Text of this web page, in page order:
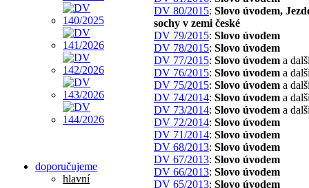
doporučujeme
hlavní
DV 80/2015: Slovo úvodem,
sochy v zemi české
DV 79/2015: Slovo úvodem
DV 78/2015: Slovo úvodem
DV 77/2015: Slovo úvodem a
DV 76/2015: Slovo úvodem a
DV 75/2015: Slovo úvodem a
DV 74/2014: Slovo úvodem a
DV 73/2014: Slovo úvodem a
DV 72/2014: Slovo úvodem
DV 71/2014: Slovo úvodem
DV 68/2013: Slovo úvodem
DV 67/2013: Slovo úvodem
DV 66/2013: Slovo úvodem
DV 65/2013: Slovo úvodem